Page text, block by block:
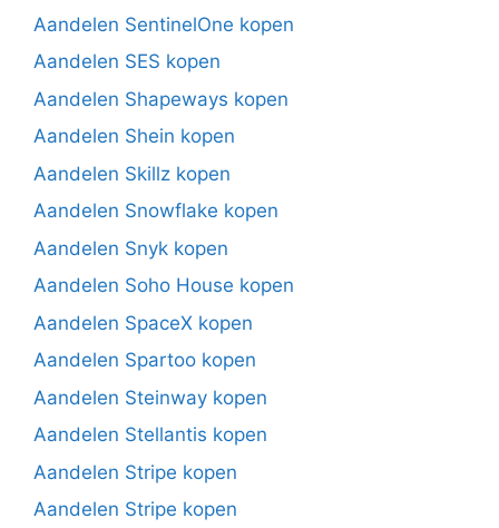
Aandelen SentinelOne kopen
Aandelen SES kopen
Aandelen Shapeways kopen
Aandelen Shein kopen
Aandelen Skillz kopen
Aandelen Snowflake kopen
Aandelen Snyk kopen
Aandelen Soho House kopen
Aandelen SpaceX kopen
Aandelen Spartoo kopen
Aandelen Steinway kopen
Aandelen Stellantis kopen
Aandelen Stripe kopen
Aandelen Stripe kopen